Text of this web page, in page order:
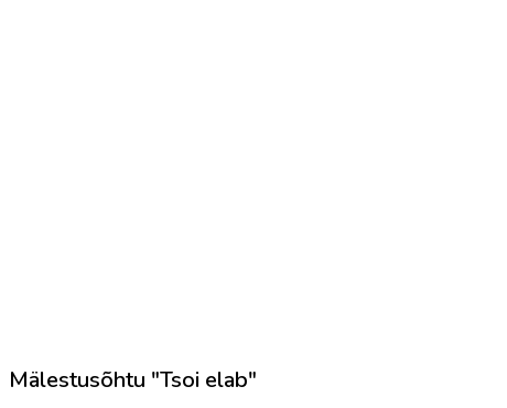
Mälestusõhtu "Tsoi elab"